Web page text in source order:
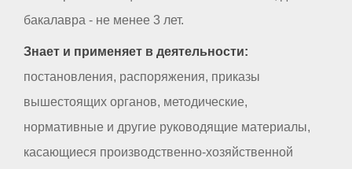
бакалавра - не менее 3 лет.
Знает и применяет в деятельности:
постановления, распоряжения, приказы
вышестоящих органов, методические,
нормативные и другие руководящие материалы,
касающиеся производственно-хозяйственной